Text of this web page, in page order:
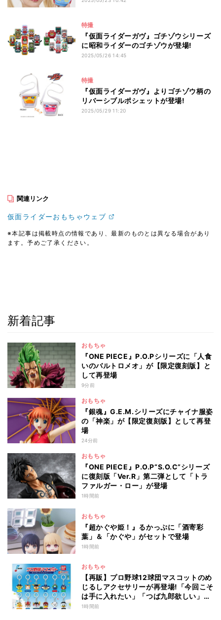
特撮
『仮面ライダーガヴ』ゴチゾウシリーズ
に昭和ライダーのゴチゾウが登場!
2025/05/26 14:45
特撮
『仮面ライダーガヴ』よりゴチゾウ柄の
リバーシブルポシェットが登場!
2025/05/29 11:20
関連リンク
仮面ライダーおもちゃウェブ
※本記事は掲載時点の情報であり、最新のものとは異なる場合があり
ます。予めご了承ください。
新着記事
おもちゃ
『ONE PIECE』P.O.Pシリーズに「人食
いのバルトロメオ」が【限定復刻版】と
して再登場
9分前
おもちゃ
『銀魂』G.E.M.シリーズにチャイナ服姿
の「神楽」が【限定復刻版】として再登
場
24分前
おもちゃ
『ONE PIECE』P.O.P“S.O.C”シリーズ
に復刻版「Ver.R」第二弾として「トラ
ファルガー・ロー」が登場
1時間前
おもちゃ
『超かぐや姫！』るかっぷに「酒寄彩
葉」＆「かぐや」がセットで登場
1時間前
おもちゃ
【再販】プロ野球12球団マスコットのめ
じるしアクセサリーが再登場!「今回こそ
は手に入れたい」「つば九郎欲しい」と
話題
1時間前